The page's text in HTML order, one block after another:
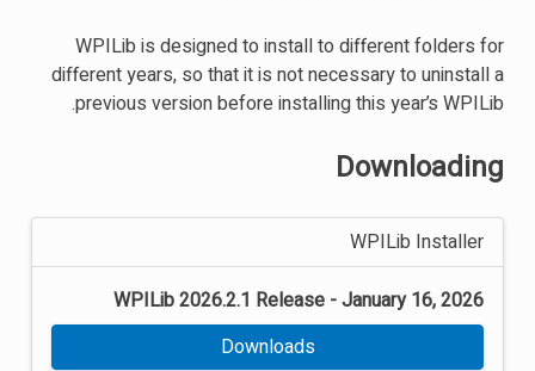
WPILib is designed to install to different folders for
different years, so that it is not necessary to uninstall a
previous version before installing this year’s WPILib.
Downloading
WPILib Installer
WPILib 2026.2.1 Release - January 16, 2026
Downloads